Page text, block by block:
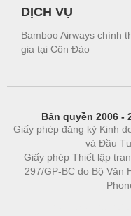
DỊCH VỤ
Bamboo Airways chính
gia tại Côn Đảo
Bản quyền 2006 -
Giấy phép đăng ký Kinh
và Đầu
Giấy phép Thiết lập
297/GP-BC do Bộ Văn